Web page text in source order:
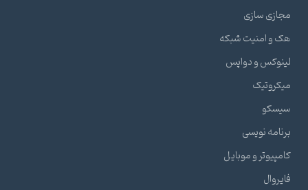
مجازی سازی
هک و امنیت شبکه
لینوکس و دواپس
میکروتیک
سیسکو
برنامه نویسی
کامپیوتر و موبایل
فایروال